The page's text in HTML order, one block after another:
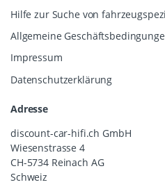
Hilfe zur Suche von
Allgemeine
Impressum
Datenschutzerklärung
Adresse
discount-car-hifi.ch GmbH
Wiesenstrasse 4
CH-5734 Reinach AG
Schweiz